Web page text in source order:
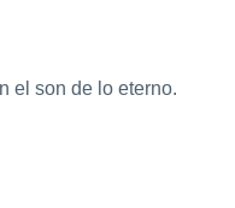
el son de lo eterno.